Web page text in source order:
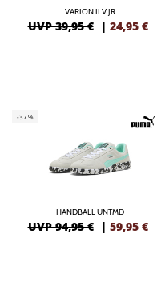
VARION II V JR
UVP 39,95 € | 24,95 €
-37%
HANDBALL UNTMD
UVP 94,95 € | 59,95 €